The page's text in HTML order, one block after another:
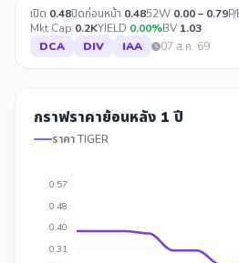
เปิด 0.48ปิดก่อนหน้า 0.4852W 0.00 – 0.79
Mkt Cap 0.2KYIELD 0.00%BV 1.03
DCA
DIV IAA 07 ส.ค. 69
กราฟราคาย้อนหลัง 1 ปี
ราคา TIGER
0.57
0.48
0.40
0.31